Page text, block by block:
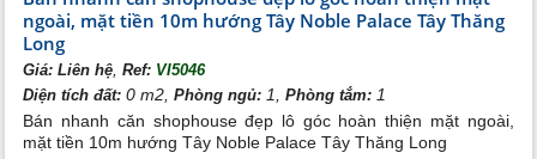
shophouse Noble Palace Tây Thăng Long​​​​​​​ Đan Phượng,
Quý khách vui lòng liên hệ với Tân Long Land qua những
phương thức sau:
Website:canhociputra.com
Hotline:0989.734.734
Địa chỉ: 39B Xuân Diệu, Tây Hồ, Hà Nội
ngoài, mặt tiền 10m hướng Tây Noble Palace Tây Thăng
Long
Giá:Liên hệ ,Ref: VI5046
Diện tích đất: 0 m2,Phòng ngủ: 1,Phòng tắm: 1
Bán nhanh căn shophouse đẹp lô góc hoàn thiện mặt ngoài,
mặt tiền 10m hướng Tây Noble Palace Tây Thăng Long